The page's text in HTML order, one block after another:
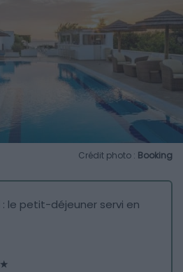
Crédit photo : Booking
: le petit-déjeuner servi en